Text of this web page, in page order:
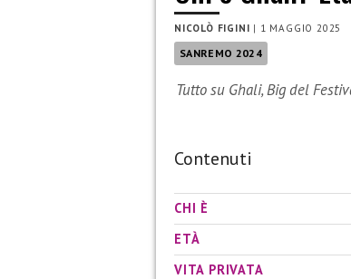
NICOLÒ FIGINI | 1 MAGGIO 2025
SANREMO 2024
Tutto su Ghali, Big del
Contenuti
CHI È
ETÀ
VITA PRIVATA